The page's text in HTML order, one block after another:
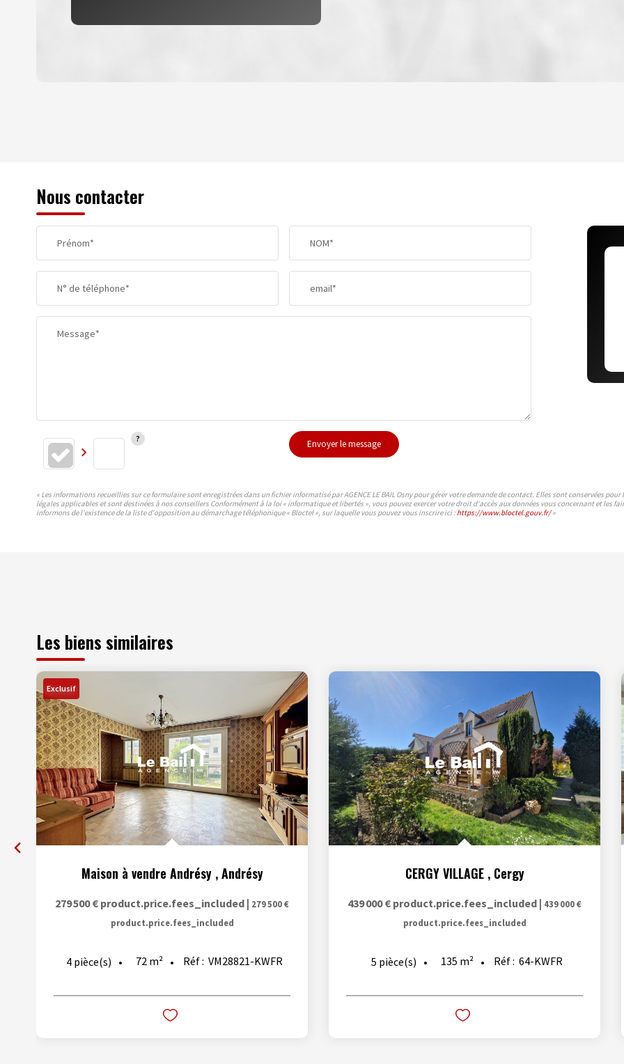
TAXE FONCIÈRE
SUPERFICIE :
RESTAURANTS ET CAFÉS COMMERCES
Nous contacter
Prénom* NOM*
N° de téléphone* email*
Message*
Envoyer le message
« Les informations recueillies sur ce formulaire sont enregistrées dans un fichier informatisé par AGENCE LE BAIL Osny pour gérer votre demande de contact. Elles sont conservées
légales applicables et sont destinées à nos conseillers Conformément à la loi « informatique et libertés », vous pouvez exercer votre droit d'accès aux données vous concernant et les
informons de l'existence de la liste d'opposition au démarchage téléphonique « Bloctel », sur laquelle vous pouvez vous inscrire ici : https://www.bloctel.gouv.fr/»
Les biens similaires
Exclusif
Maison à vendre Andrésy ,Andrésy
279 500 € product.price.fees_included | 279 500 €
product.price.fees_included
4 pièce(s) 72 m² Réf : VM28821-KWFR
CERGY VILLAGE , Cergy
439 000 € product.price.fees_included | 439 000 €
product.price.fees_included
5 pièce(s) 135 m² Réf : 64-KWFR